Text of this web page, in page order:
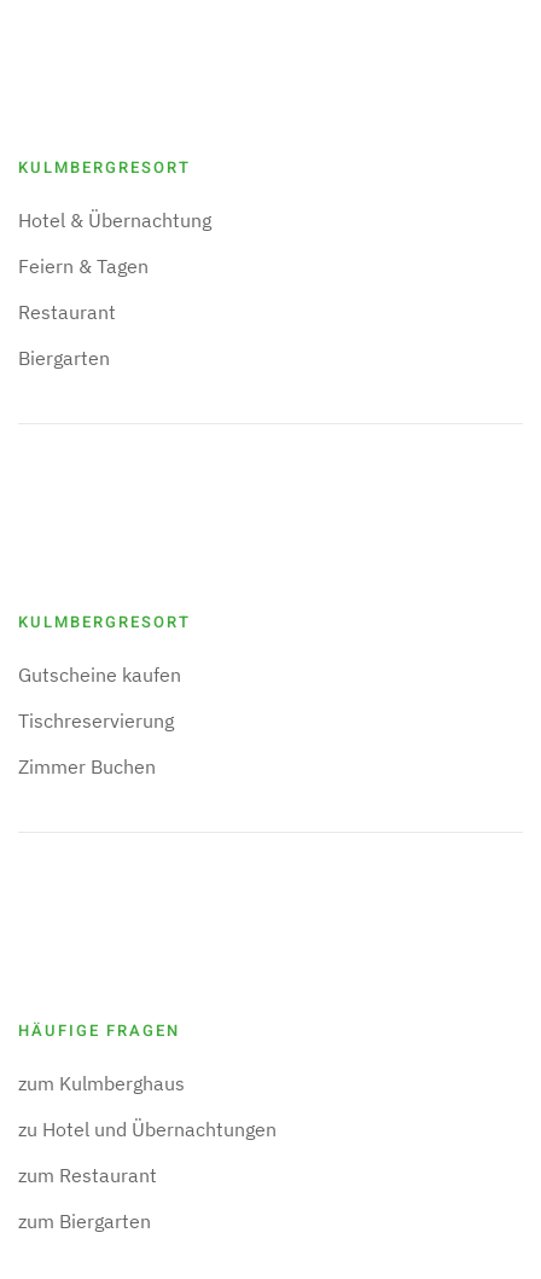
KULMBERGRESORT
Hotel & Übernachtung
Feiern & Tagen
Restaurant
Biergarten
KULMBERGRESORT
Gutscheine kaufen
Tischreservierung
Zimmer Buchen
HÄUFIGE FRAGEN
zum Kulmberghaus
zu Hotel und Übernachtungen
zum Restaurant
zum Biergarten